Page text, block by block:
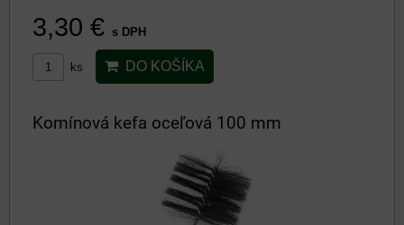
3,30 € s DPH
ks DO KOŠÍKA
Komínová kefa oceľová 100 mm